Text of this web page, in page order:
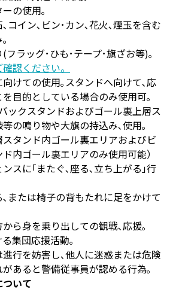
の使用｡
コイン､ビン･カン､花火､煙玉を含む
フラッグ･ひも･テープ･旗ざお等)｡
認ください。
向けての使用｡スタンドへ向けて､応
目的としている場合のみ使用可｡
ックスタンドおよびゴール裏上層ス
の鳴り物や大旗の持込み､使用｡
スタンド内ゴール裏エリアおよびビ
内ゴール裏エリアのみ使用可能）
ンスに｢またぐ､座る､立ち上がる｣行
､または椅子の背もたれに足をかけて
ら身を乗り出しての観戦､応援｡
集団応援活動｡
進行を妨害し､他人に迷惑または危険
あると警備従事員が認める行為｡
いて